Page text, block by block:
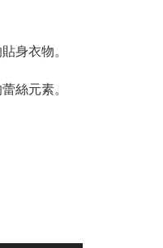
身衣物。
絲元素。